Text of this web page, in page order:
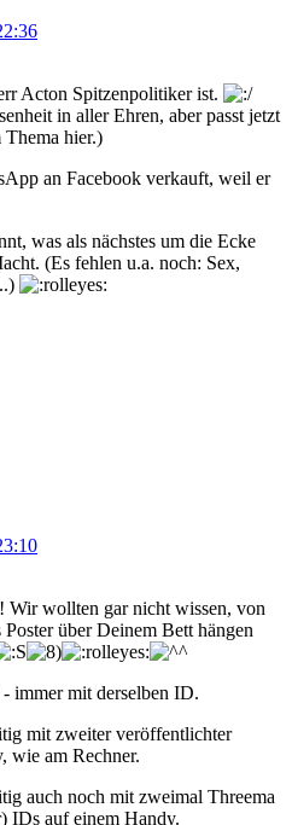
Acton Spitzenpolitiker ist.
in aller Ehren, aber passt jetzt
hier.)
an Facebook verkauft, weil er
was als nächstes um die Ecke
(Es fehlen u.a. noch: Sex,
Wir wollten gar nicht wissen, von
über Deinem Bett hängen
immer mit derselben ID.
mit zweiter veröffentlichter
wie am Rechner.
auch noch mit zweimal Threema
IDs auf einem Handy.